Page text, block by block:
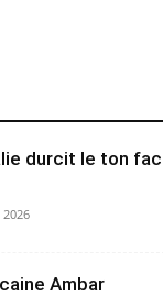
durcit le ton
Ambar